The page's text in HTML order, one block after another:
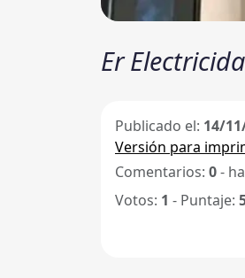
Er
Publicado el: 14/
Versión para
Comentarios: 0-
Votos: 1 - Puntaje: